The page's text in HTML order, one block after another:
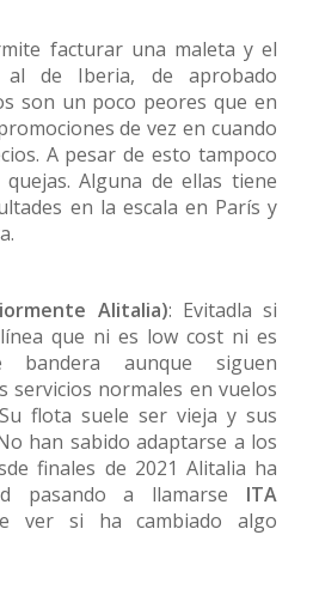
facturar una maleta y el
al de Iberia, de aprobado
son un poco peores que en
de vez en cuando
A pesar de esto tampoco
Alguna de ellas tiene
en la escala en París y
Alitalia): Evitadla si
que ni es low cost ni es
bandera aunque siguen
servicios normales en vuelos
flota suele ser vieja y sus
han sabido adaptarse a los
finales de 2021 Alitalia ha
pasando a llamarse ITA
ver si ha cambiado algo